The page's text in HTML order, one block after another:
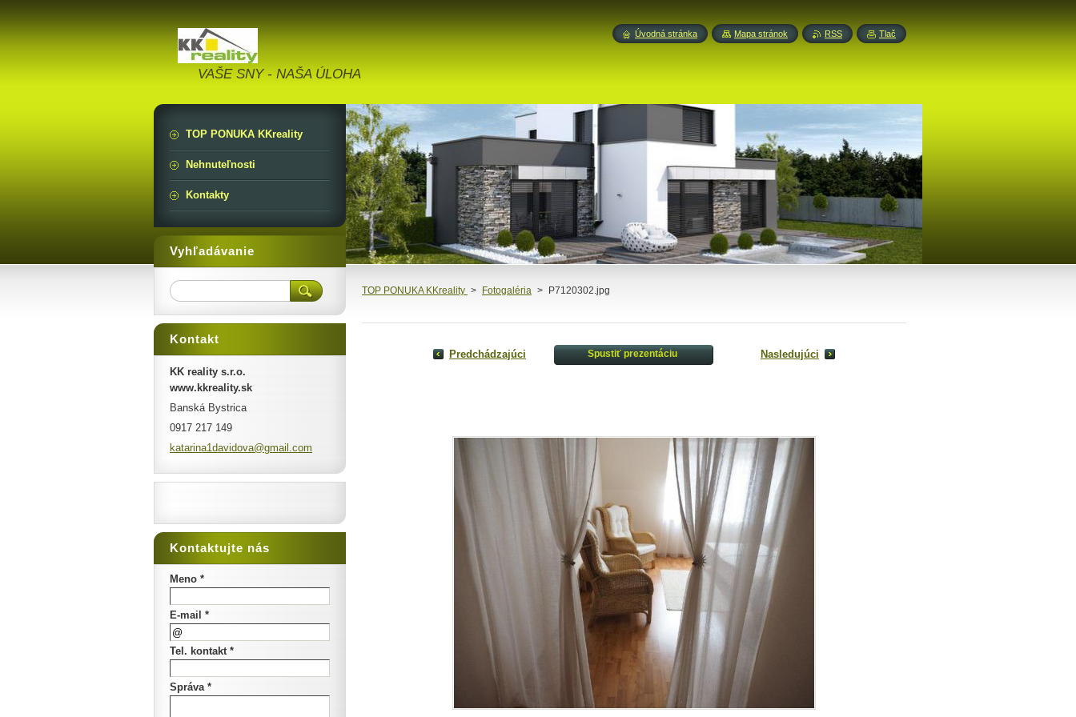
VAŠE SNY - NAŠA ÚLOHA
TOP PONUKA KKreality > Fotogaléria > P7120302.jpg
Predchádzajúci Spustiť prezentáciu Nasledujúci
TOP PONUKA KKreality
Nehnuteľnosti
Kontakty
Vyhľadávanie
Kontakt
KK reality s.r.o.
www.kkreality.sk
Banská Bystrica
0917 217 149
katarina1davidova@gmail.com
Kontaktujte nás
Meno *
E-mail *
Tel. kontakt *
Správa *
Úvodná stránka Mapa stránok RSS Tlač